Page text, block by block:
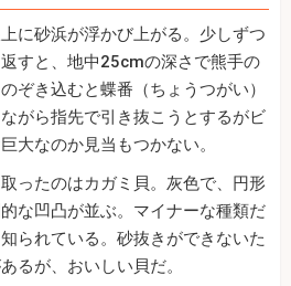
に砂浜が浮かび上がる。少しずつ
すと、地中25cmの深さで熊手の
ぞき込むと蝶番（ちょうつがい）
がら指先で引き抜こうとするがビ
大なのか見当もつかない。
ったのはカガミ貝。灰色で、円形
な凹凸が並ぶ。マイナーな種類だ
られている。砂抜きができないた
るが、おいしい貝だ。